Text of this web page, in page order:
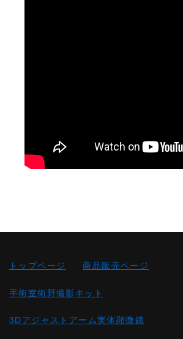
トップページ 商品販売ページ
手術室術野撮影キット
3Dアジャストアーム実体顕微鏡